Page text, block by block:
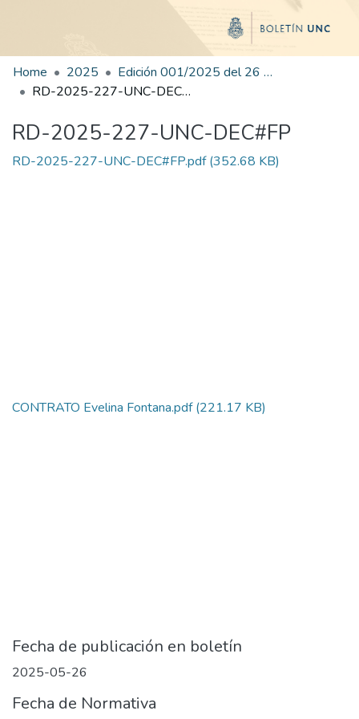
Home 2025
Edición 001/2025 del 26 de mayo de 2025
RD-2025-227-UNC-DEC#FP
RD-2025-227-UNC-DEC#FP
RD-2025-227-UNC-DEC#FP.pdf(352.68 KB)
CONTRATO Evelina Fontana.pdf(221.17 KB)
Fecha de publicación en boletín
2025-05-26
Fecha de Normativa